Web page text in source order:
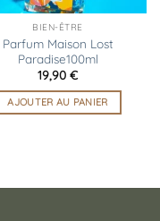
BIEN-ÊTRE
Parfum Maison Lost
Paradise100ml
19,90 €
AJOUTER AU PANIER